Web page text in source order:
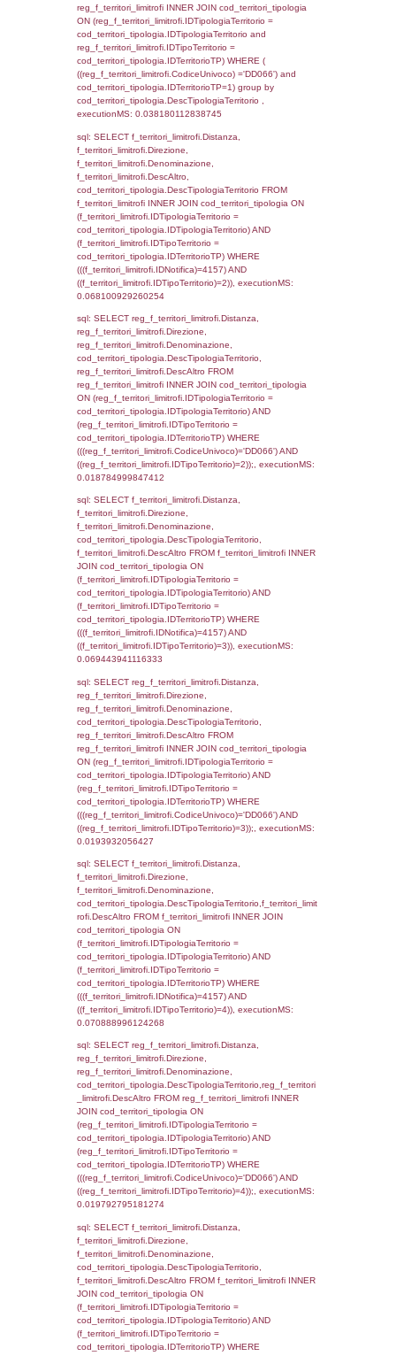
executionMS: 0.0009009838104248
sql: SELECT cod_ipa_aoo.des_amm,
d1_controlli.UntAmmTerr,
d1_controlli.Comune, d1_controlli.Via,
d1_controlli.Email, d1_controlli.Pec FROM
INNER JOIN d1_controlli ON
d1_controlli.UntAmmTerr where
executionMS: 0.022180080413818
sql: SELECT * FROM d2_autorizzazioni
IDNotifica=4157, executionMS:
sql: SELECT * FROM
CodiceUnivoco='DD066' , executionMS:
0.0047228336334229
sql: SELECT Ispezione, IDArticoloComma,
StatoIspezione,
'%d/%m/%Y') as DataApertura,
DATE_FORMAT(DataChiusura, '%d/%m/
DataChiusura,
'%d/%m/%Y') as DataUltimoPIR FROM
WHERE (((d3_ispezioni.IDNotifica)=4157)),
0.00051403045654297
sql: SELECT Ispezione, IDArticoloComma,
StatoIspezione,
'%d/%m/%Y') as DataApertura,
DATE_FORMAT(DataChiusura, '%d/%m/
DataChiusura,
WHERE
executionMS: 0.0012848377227783
sql: SELECT el_nazioni.DescIT,
FROM f_confini_stato INNER JOIN
f_confini_stato.IDStato = el_nazioni.IDStato
f_confini_stato.IDNotifica = 4157;,
0.0003809928894043
sql: SELECT el_nazioni.DescIT,
reg_f_confini_stato.Distanza FROM
INNER JOIN el_nazioni ON
el_nazioni.IDStato WHERE
executionMS: 0.00092220306396484
sql: SELECT el_regioni.Regione,
el_comuni.Comune,
f_confini INNER JOIN ((el_comuni INNER
ON el_comuni.IstProvincia =
INNER JOIN el_regioni ON
el_regioni.IstRegione) ON
el_comuni.IstComune WHERE
(((f_confini.IDNotifica)=4157));,
0.00041699409484863
sql: SELECT el_regioni.Regione,
el_comuni.Comune,
reg_f_confini INNER JOIN ((el_comuni
el_province ON el_comuni.IstProvincia =
el_province.IstProvincia) INNER JOIN
el_province.IstRegione =
reg_f_confini.IDComune =
(((reg_f_confini.CodiceUnivoco)='DD066'));,